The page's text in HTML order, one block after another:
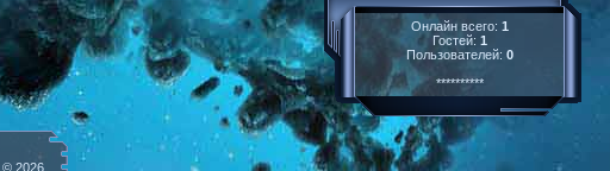
Онлайн всего: 1
Гостей: 1
Пользователей: 0
**********
© 2026